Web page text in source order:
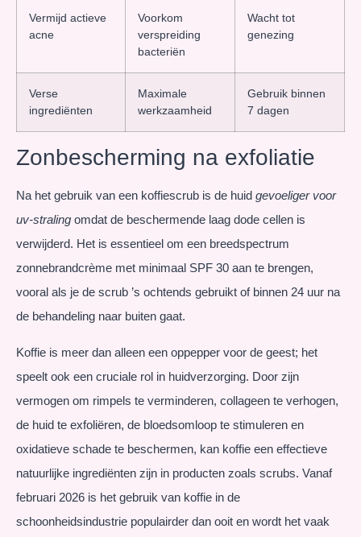
Vermijd actieve
acne
Voorkom
verspreiding
bacteriën
Wacht tot
genezing
Verse
ingrediënten
Maximale
werkzaamheid
Gebruik binnen
7 dagen
Zonbescherming na exfoliatie
Na het gebruik van een koffiescrub is de huid gevoeliger voor
uv-straling omdat de beschermende laag dode cellen is
verwijderd. Het is essentieel om een breedspectrum
zonnebrandcrème met minimaal SPF 30 aan te brengen,
vooral als je de scrub ’s ochtends gebruikt of binnen 24 uur na
de behandeling naar buiten gaat.
Koffie is meer dan alleen een oppepper voor de geest; het
speelt ook een cruciale rol in huidverzorging. Door zijn
vermogen om rimpels te verminderen, collageen te verhogen,
de huid te exfoliëren, de bloedsomloop te stimuleren en
oxidatieve schade te beschermen, kan koffie een effectieve
natuurlijke ingrediënten zijn in producten zoals scrubs. Vanaf
februari 2026 is het gebruik van koffie in de
schoonheidsindustrie populairder dan ooit en wordt het vaak